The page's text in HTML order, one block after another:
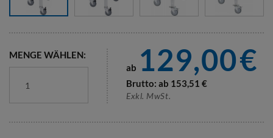
MENGE WÄHLEN:
ab 129,00€
Brutto: ab 153,51 €
Exkl. MwSt.